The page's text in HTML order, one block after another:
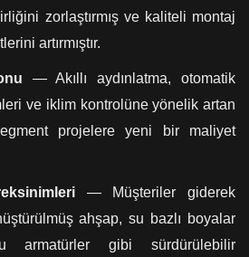
zorlaştırmış ve kaliteli montaj
artırmıştır.
— Akıllı aydınlatma, otomatik
ve iklim kontrolüne yönelik artan
projelere yeni bir maliyet
— Müşteriler giderek
ahşap, su bazlı boyalar
armatürler gibi sürdürülebilir